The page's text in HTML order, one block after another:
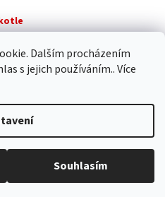
Dalším procházením
s jejich používáním.. Více
Souhlasím
Shoptet
. Všechna práva vyhrazena.